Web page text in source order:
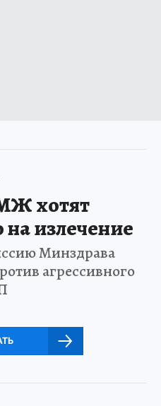
хотят
излечение
Минздрава
агрессивного